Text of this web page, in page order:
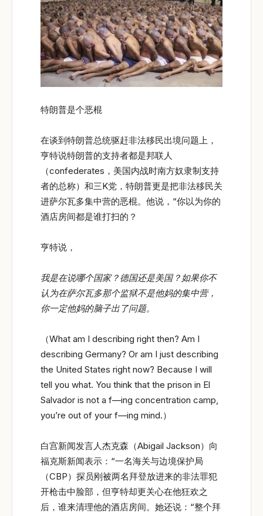
特朗普是个恶棍
在谈到特朗普总统驱赶非法移民出境问题上，
亨特说特朗普的支持者都是邦联人
（confederates，美国内战时南方奴隶制支持
者的总称）和三K党，特朗普更是把非法移民关
进萨尔瓦多集中营的恶棍。他说，“你以为你的
酒店房间都是谁打扫的？
亨特说，
我是在说哪个国家？德国还是美国？如果你不
认为在萨尔瓦多那个监狱不是他妈的集中营，
你一定他妈的脑子出了问题。
（What am I describing right then? Am I
describing Germany? Or am I just describing
the United States right now? Because I will
tell you what. You think that the prison in El
Salvador is not a f—ing concentration camp,
you’re out of your f—ing mind.）
白宫新闻发言人杰克森（Abigail Jackson）向
福克斯新闻表示：“一名海关与边境保护局
（CBP）探员刚被两名拜登放进来的非法罪犯
开枪击中脸部，但亨特却更关心在他狂欢之
后，谁来清理他的酒店房间。她还说：“整个拜